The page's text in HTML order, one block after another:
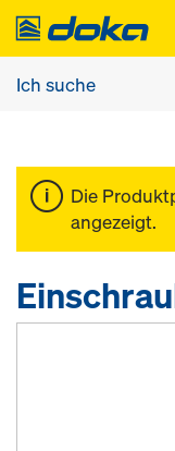
Die
angezeigt.